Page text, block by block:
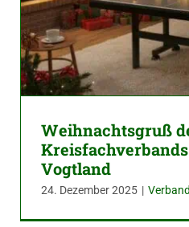
Weihnachtsgruß
Vogtland
24. Dezember 2025 | Verband